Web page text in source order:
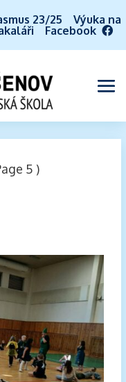
23/25
Výuka na
Facebook
5 )